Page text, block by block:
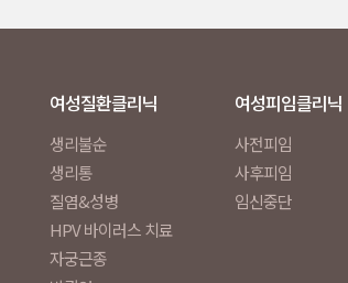
여성질환클리닉
생리불순
생리통
질염&성병
HPV 바이러스 치료
자궁근종
여성피임클리닉
사전피임
사후피임
임신중단